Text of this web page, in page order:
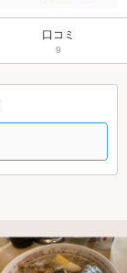
口コミ
9